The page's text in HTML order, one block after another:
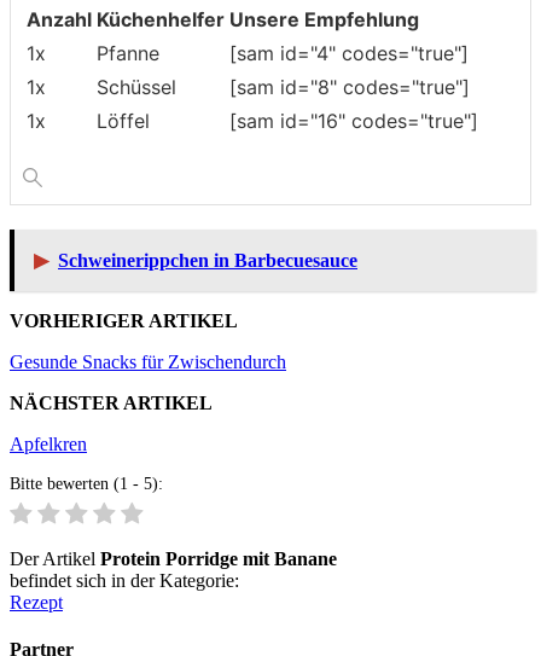
Anzahl Küchenhelfer Unsere Empfehlung
1x
Pfanne
[sam id="4" codes="true"]
1x
Schüssel
[sam id="8" codes="true"]
1x
Löffel [sam id="16" codes="true"]
▶ Schweinerippchen in Barbecuesauce
VORHERIGER ARTIKEL
Gesunde Snacks für Zwischendurch
NÄCHSTER ARTIKEL
Apfelkren
Bitte bewerten (1 - 5):
Der Artikel Protein Porridge mit Banane
befindet sich in der Kategorie:
Rezept
Partner